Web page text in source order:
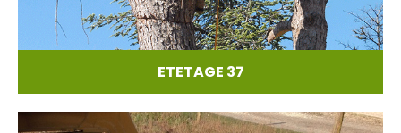
ETETAGE 37